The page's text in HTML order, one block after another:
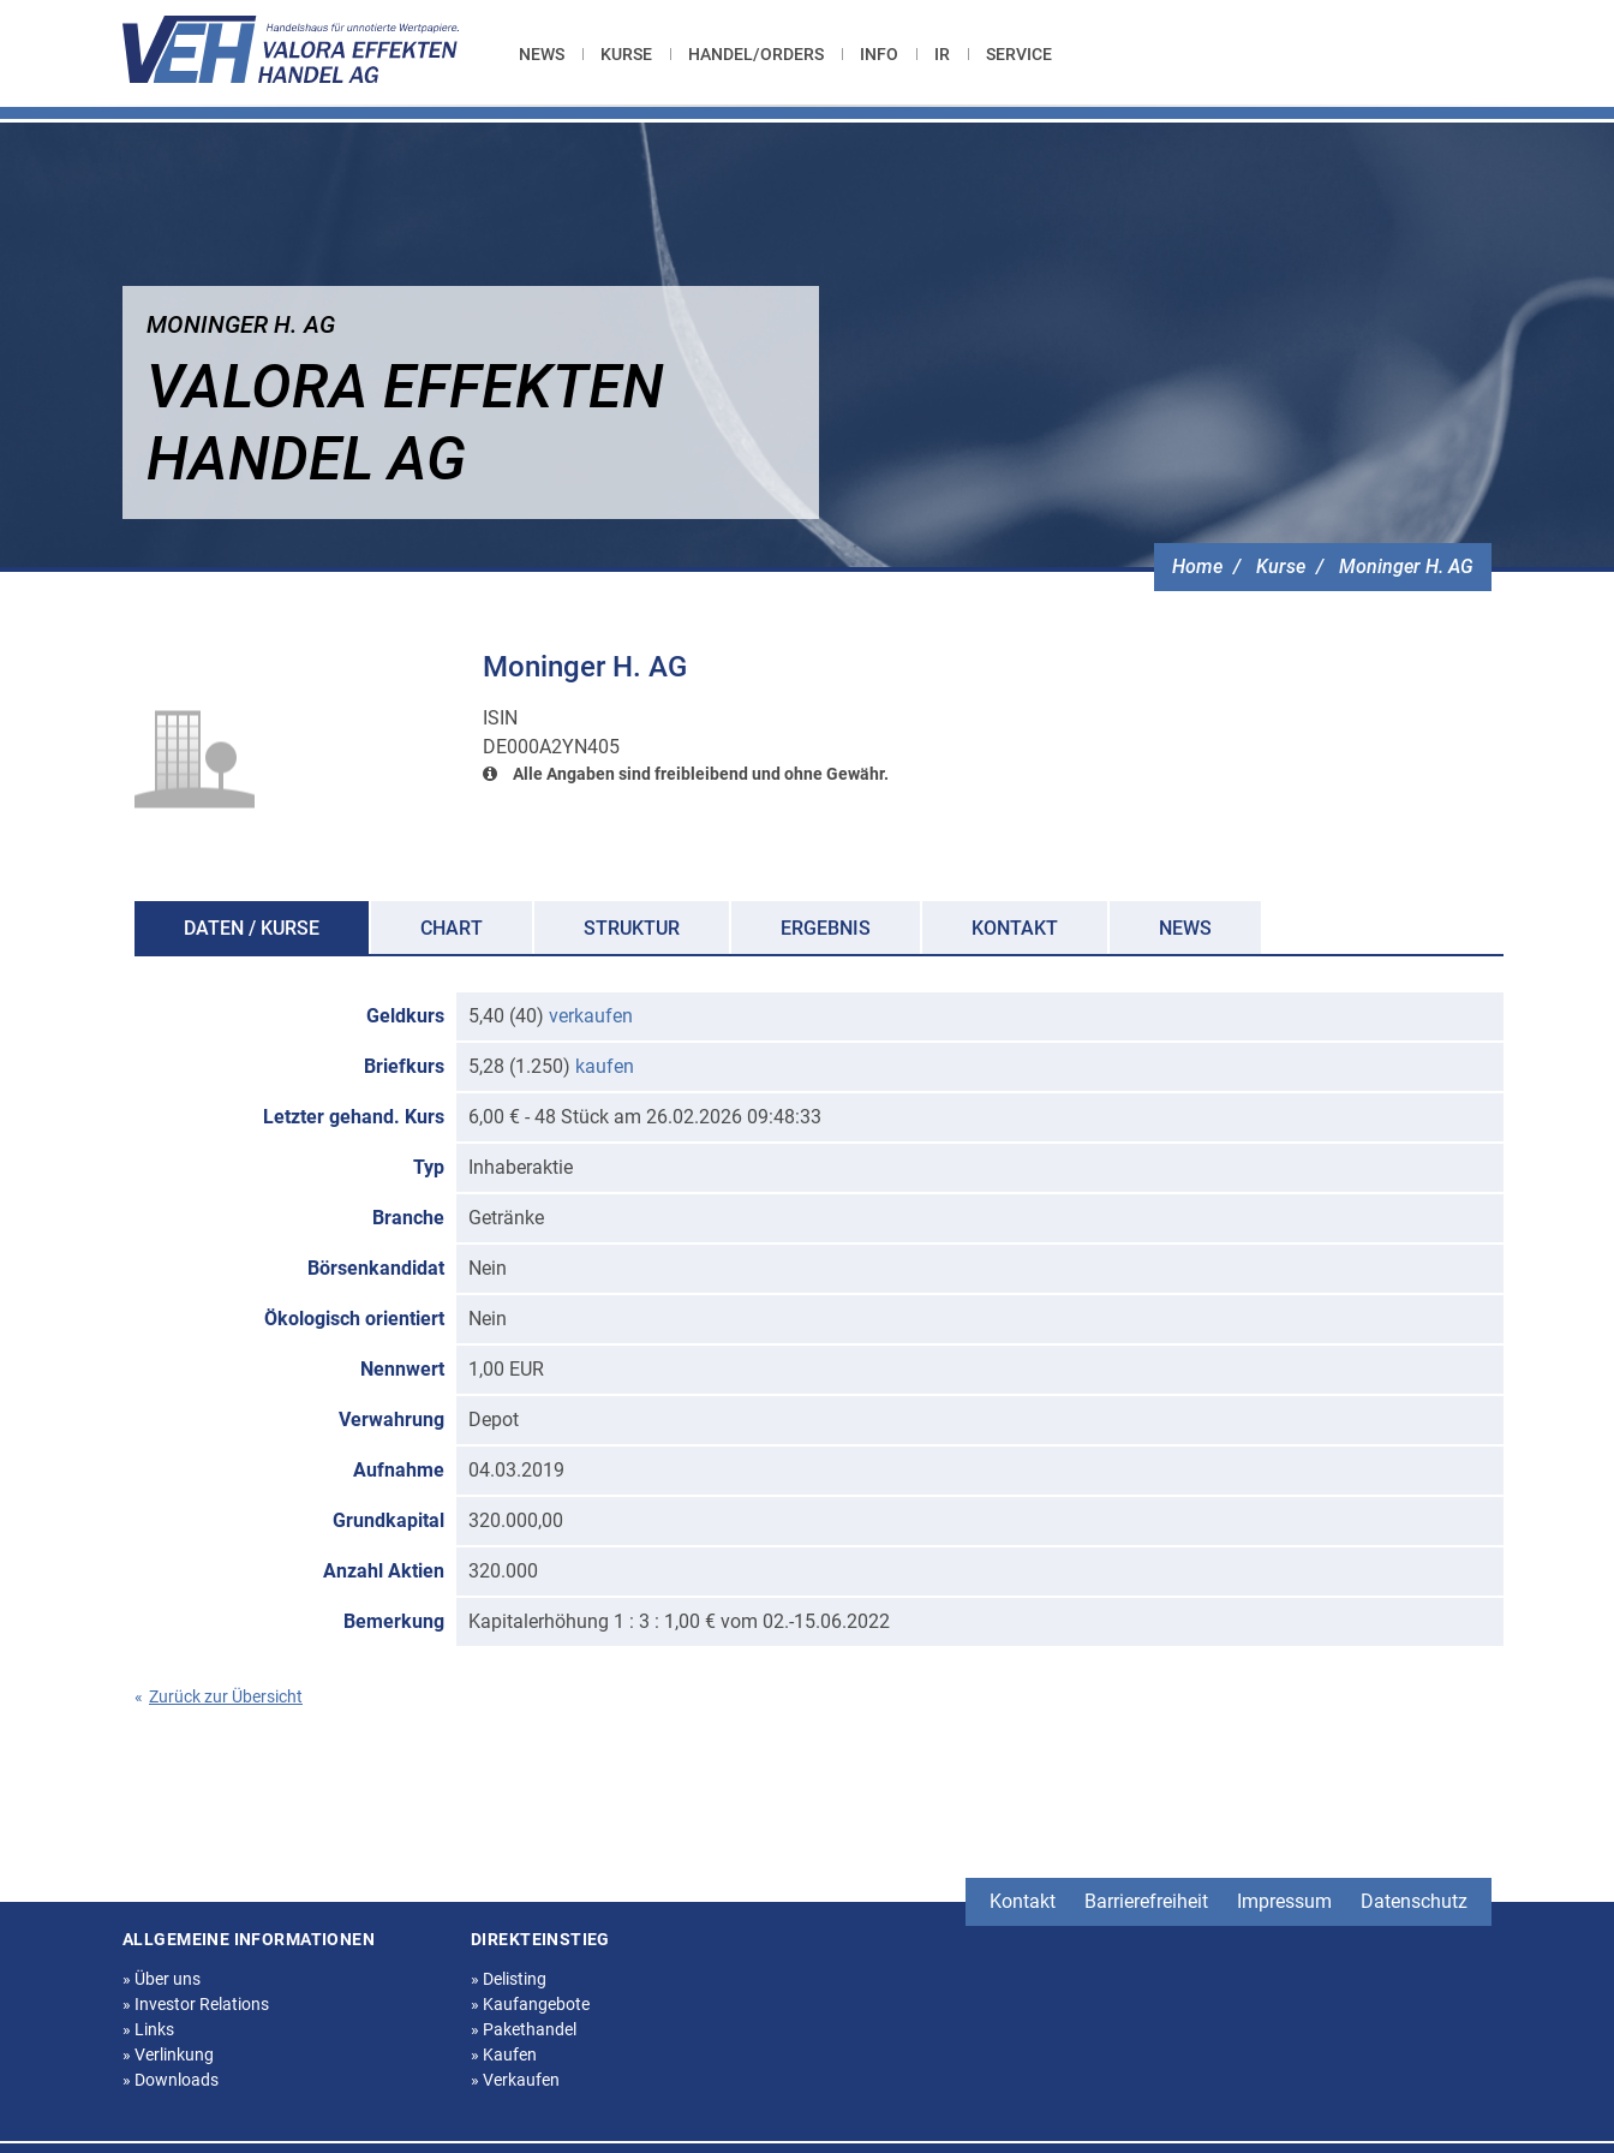
NEWS KURSE HANDEL/ORDERS INFO IR SERVICE
Home Kurse Moninger H. AG
MONINGER H. AG
VALORA EFFEKTEN
HANDEL AG
Moninger H. AG
ISIN
DE000A2YN405
Alle Angaben sind freibleibend und ohne Gewähr.
DATEN / KURSE CHART STRUKTUR ERGEBNIS KONTAKT NEWS
Geldkurs 5,40 (40) verkaufen
Briefkurs 5,28 (1.250) kaufen
Letzter gehand. Kurs 6,00 € - 48 Stück am 26.02.2026 09:48:33
Typ Inhaberaktie
Branche Getränke
Börsenkandidat Nein
Ökologisch orientiert Nein
Nennwert 1,00 EUR
Verwahrung Depot
Aufnahme 04.03.2019
Grundkapital 320.000,00
Anzahl Aktien 320.000
Bemerkung Kapitalerhöhung 1 : 3 : 1,00 € vom 02.-15.06.2022
« Zurück zur Übersicht
Kontakt Barrierefreiheit Impressum Datenschutz
Seitenstruktur
ALLGEMEINE INFORMATIONEN
» Über uns
» Investor Relations
» Links
» Verlinkung
» Downloads
DIREKTEINSTIEG
» Delisting
» Kaufangebote
» Pakethandel
» Kaufen
» Verkaufen